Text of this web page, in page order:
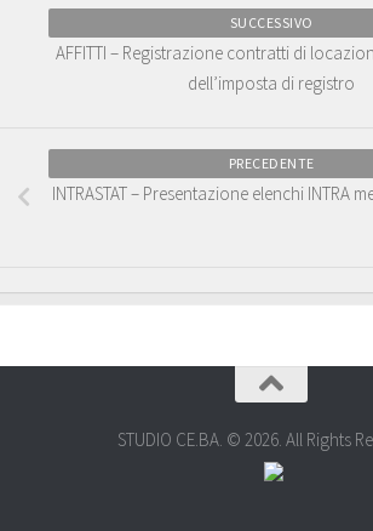
SUCCESSIVO
AFFITTI – Registrazione contratti di
dell’imposta di registro
PRECEDENTE
INTRASTAT – Presentazione elenchi INTRA
STUDIO CE.BA. © 2026. All Rights